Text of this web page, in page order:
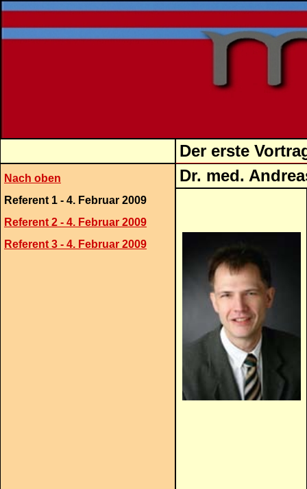
Der erste
Nach oben
Referent 1 - 4. Februar 2009
Referent 2 - 4. Februar 2009
Referent 3 - 4. Februar 2009
Dr.